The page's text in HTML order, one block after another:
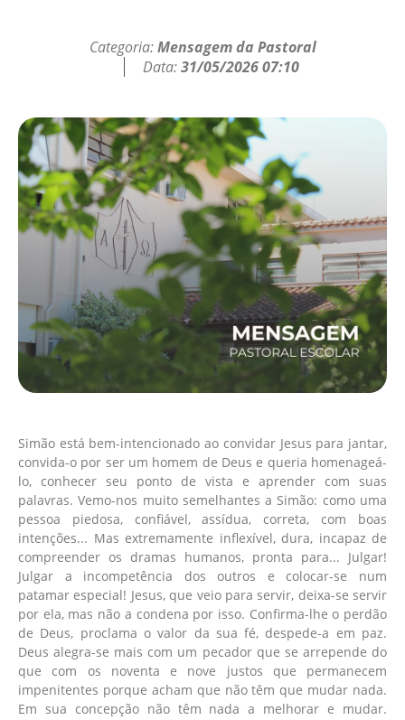
Categoria:Mensagem da Pastoral
Data:31/05/2026 07:10
Simão está bem-intencionado ao convidar Jesus para jantar,
convida-o por ser um homem de Deus e queria homenageá-
lo, conhecer seu ponto de vista e aprender com suas
palavras. Vemo-nos muito semelhantes a Simão: como uma
pessoa piedosa, confiável, assídua, correta, com boas
intenções... Mas extremamente inflexível, dura, incapaz de
compreender os dramas humanos, pronta para... Julgar!
Julgar a incompetência dos outros e colocar-se num
patamar especial! Jesus, que veio para servir, deixa-se servir
por ela, mas não a condena por isso. Confirma-lhe o perdão
de Deus, proclama o valor da sua fé, despede-a em paz.
Deus alegra-se mais com um pecador que se arrepende do
que com os noventa e nove justos que permanecem
impenitentes porque acham que não têm que mudar nada.
Em sua concepção não têm nada a melhorar e mudar.